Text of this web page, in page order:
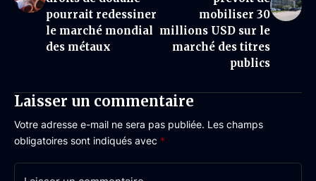
pourrait redessiner
le marché mondial
des métaux
mobiliser 30
millions USD sur le
marché des titres
publics
Laisser un commentaire
Votre adresse e-mail ne sera pas publiée. Les champs
obligatoires sont indiqués avec *